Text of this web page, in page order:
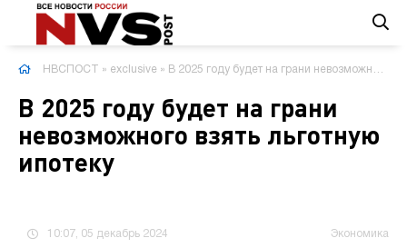
НВСПОСТ » exclusive » В 2025 году будет на грани невозможного взять льготную ипотеку
В 2025 году будет на грани
невозможного взять льготную
ипотеку
10:07, 05 декабрь 2024 Экономика